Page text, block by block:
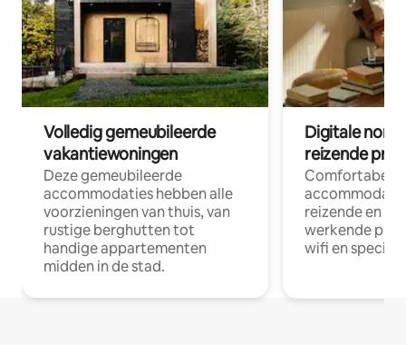
Volledig gemeubileerde
vakantiewoningen
Deze gemeubileerde
accommodaties hebben alle
voorzieningen van thuis, van
rustige berghutten tot
handige appartementen
midden in de stad.
Digitale
reizende
Comfortabele
reizende en
werkende
wifi en